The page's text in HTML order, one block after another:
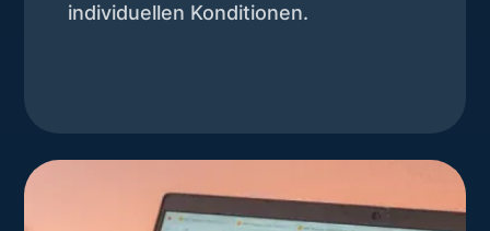
individuellen Konditionen.